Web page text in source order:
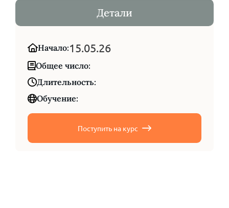
Детали
Начало:15.05.26
Общее число:
Длительность:
Обучение:
Поступить на курс